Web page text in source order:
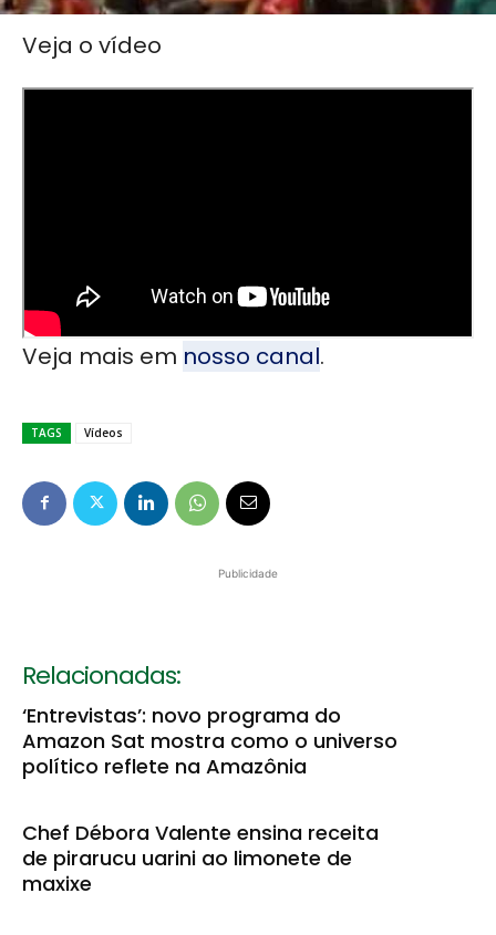
Veja o vídeo
Veja mais em nosso canal.
TAGS Vídeos
Publicidade
Relacionadas:
‘Entrevistas’: novo programa do
Amazon Sat mostra como o universo
político reflete na Amazônia
Chef Débora Valente ensina receita
de pirarucu uarini ao limonete de
maxixe